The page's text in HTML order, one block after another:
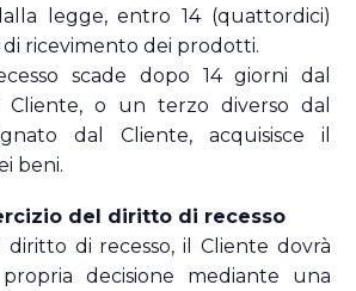
legge, entro 14 (quattordici)
ricevimento dei prodotti.
scade dopo 14 giorni dal
o un terzo diverso dal
dal Cliente, acquisisce il
beni.
del diritto di recesso
diritto di recesso, il Cliente dovrà
decisione mediante una